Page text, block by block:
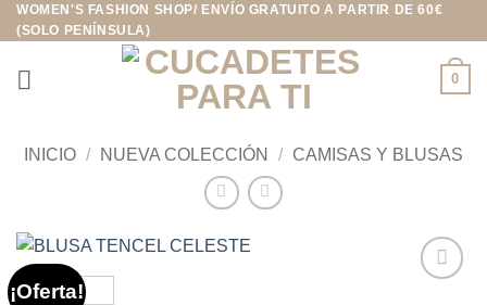
Saltar
al
contenido
WOMEN'S FASHION SHOP/ ENVÍO GRATUITO A PARTIR DE 60€
(SOLO PENÍNSULA)
0
INICIO / NUEVA COLECCIÓN / CAMISAS Y BLUSAS
¡Oferta!